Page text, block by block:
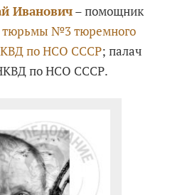
Иванович– помощник
тюрьмы №3 тюремного
по НСО СССР; палач
по НСО СССР.